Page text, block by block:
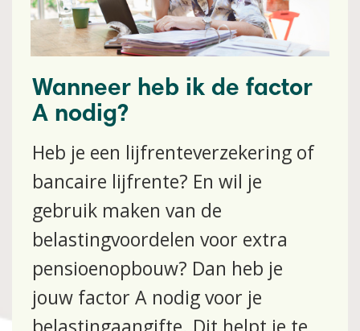
Wanneer heb ik de factor
A nodig?
Heb je een lijfrenteverzekering of
bancaire lijfrente? En wil je
gebruik maken van de
belastingvoordelen voor extra
pensioenopbouw? Dan heb je
jouw factor A nodig voor je
belastingaangifte. Dit helpt je te